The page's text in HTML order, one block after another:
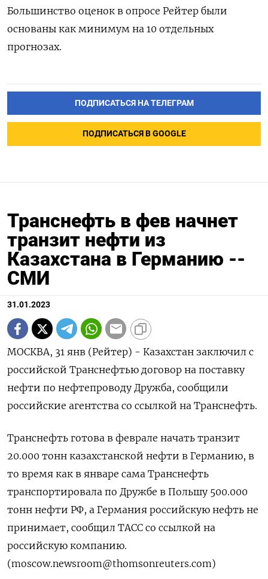
Большинство оценок в опросе Рейтер были
основаны как минимум на 10 отдельных
прогнозах.
ПОДПИСАТЬСЯ НА ТЕЛЕГРАМ
ПОДПИСАТЬСЯ В GOOGLE
Транснефть в фев начнет
транзит нефти из
Казахстана в Германию --
СМИ
31.01.2023
МОСКВА, 31 янв (Рейтер) - Казахстан заключил с
российской Транснефтью договор на поставку
нефти по нефтепроводу Дружба, сообщили
российские агентства со ссылкой на Транснефть.
Транснефть готова в феврале начать транзит
20.000 тонн казахстанской нефти в Германию, в
то время как в январе сама Транснефть
транспортировала по Дружбе в Польшу 500.000
тонн нефти РФ, а Германия российскую нефть не
принимает, сообщил ТАСС со ссылкой на
российскую компанию.
(moscow.newsroom@thomsonreuters.com)